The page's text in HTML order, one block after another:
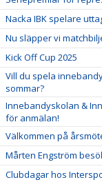
Nacka IBK spelare
Nu släpper vi
Kick Off Cup 2025
Vill du spela
sommar?
Innebandyskolan &
för anmälan!
Välkommen på
Mårten Engström
Clubdagar hos